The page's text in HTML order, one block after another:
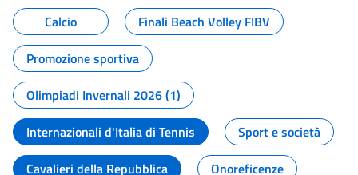
Calcio
Finali Beach Volley FIBV
Promozione sportiva
Olimpiadi Invernali 2026 (1)
Internazionali d'Italia di Tennis
Sport e società
Cavalieri della Repubblica
Onoreficenze